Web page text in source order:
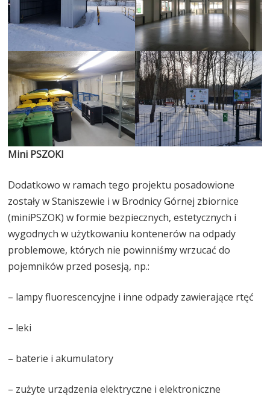
Mini PSZOKI
Dodatkowo w ramach tego projektu posadowione
zostały w Staniszewie i w Brodnicy Górnej zbiornice
(miniPSZOK) w formie bezpiecznych, estetycznych i
wygodnych w użytkowaniu kontenerów na odpady
problemowe, których nie powinniśmy wrzucać do
pojemników przed posesją, np.:
– lampy fluorescencyjne i inne odpady zawierające rtęć
– leki
– baterie i akumulatory
– zużyte urządzenia elektryczne i elektroniczne